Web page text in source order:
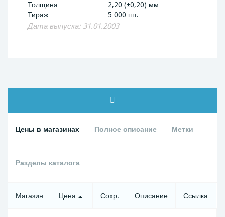
Толщина
2,20 (±0,20) мм
Тираж
5 000 шт.
Дата выпуска: 31.01.2003
Цены в магазинах Полное описание Метки
Разделы каталога
Магазин Цена Сохр. Описание Ссылка